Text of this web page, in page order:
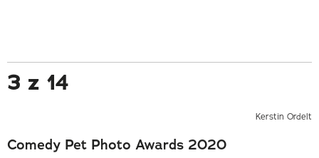
3 z 14
Kerstin Ordelt
Comedy Pet Photo Awards 2020